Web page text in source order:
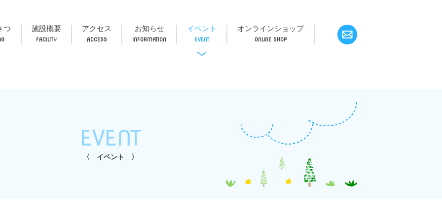
つ 施設概要 アクセス お知らせ イベント オンラインショップ
EVENT
イベント